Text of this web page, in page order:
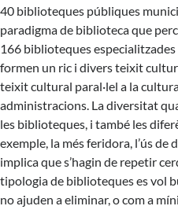
40 biblioteques públiques
paradigma de biblioteca que
166 biblioteques
formen un ric i divers teixit
teixit cultural paral·lel a la
administracions. La diversitat
les biblioteques, i també les
exemple, la més feridora, l’ús
implica que s’hagin de repetir
tipologia de biblioteques es vol
no ajuden a eliminar, o com a